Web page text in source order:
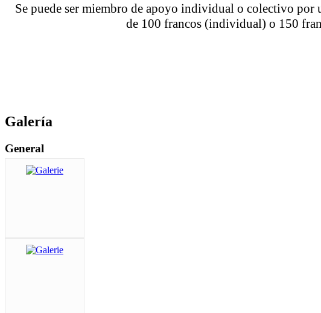
Se puede ser miembro de apoyo individual o colectivo por
de 100 francos (individual) o 150
Galería
General